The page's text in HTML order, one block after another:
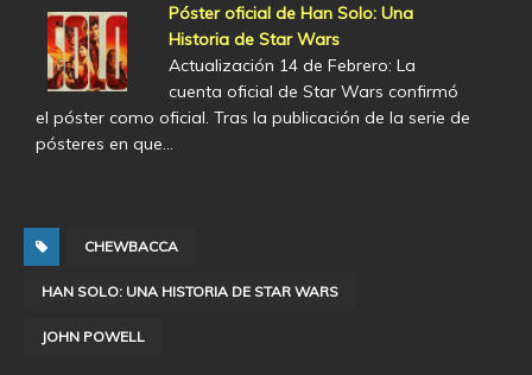
Póster oficial de Han Solo: Una
Historia de Star Wars
Actualización 14 de Febrero: La
cuenta oficial de Star Wars confirmó
el póster como oficial. Tras la publicación de la serie de
pósteres en que…
CHEWBACCA
HAN SOLO: UNA HISTORIA DE STAR WARS
JOHN POWELL